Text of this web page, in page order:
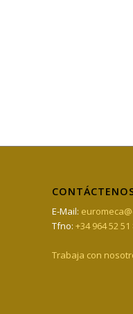
E-Mail:
Tfno: +34 964 52 51
Trabaja con